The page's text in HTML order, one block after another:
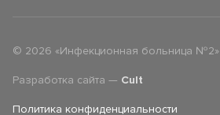
© 2026 «Инфекционная больница №2»
Разработка сайта — Cult
Политика конфиденциальности